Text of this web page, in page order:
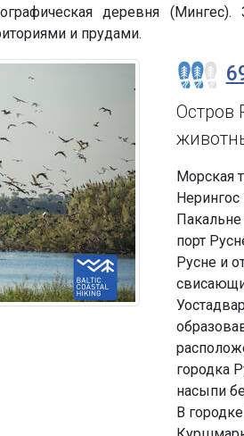
деревня
и прудами.
Остров
Морская
порт
Русне и
городка
насыпи
В